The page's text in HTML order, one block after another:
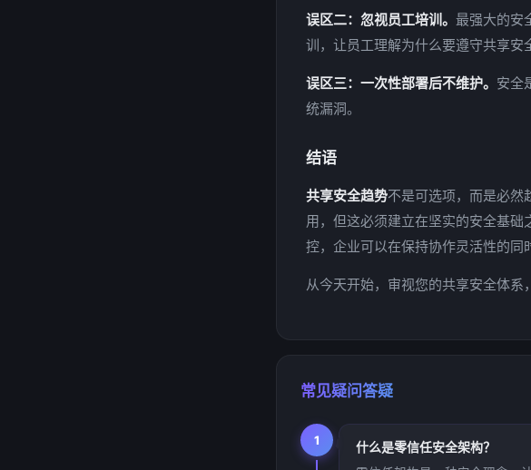
误区二：忽视员工培训。 最强大的安
训，让员工理解为什么要遵守共享安
误区三：一次性部署后不维护。 安全
统漏洞。
结语
共享安全趋势不是可选项，而是必然
用，但这必须建立在坚实的安全基
控，企业可以在保持协作灵活性的同
从今天开始，审视您的共享安全体系
常见疑问答疑
1 什么是零信任安全架构？